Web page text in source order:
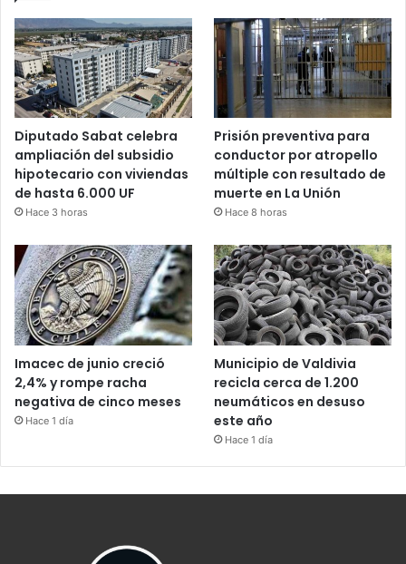
Diputado Sabat celebra
ampliación del subsidio
hipotecario con viviendas
de hasta 6.000 UF
Hace 3 horas
Prisión preventiva para
conductor por atropello
múltiple con resultado de
muerte en La Unión
Hace 8 horas
Imacec de junio creció
2,4% y rompe racha
negativa de cinco meses
Hace 1 día
Municipio de Valdivia
recicla cerca de 1.200
neumáticos en desuso
este año
Hace 1 día